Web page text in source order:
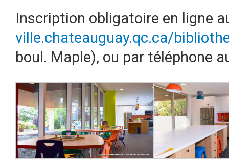
Inscription obligatoire en ligne
ville.chateauguay.qc.ca/
boul. Maple), ou par téléphone